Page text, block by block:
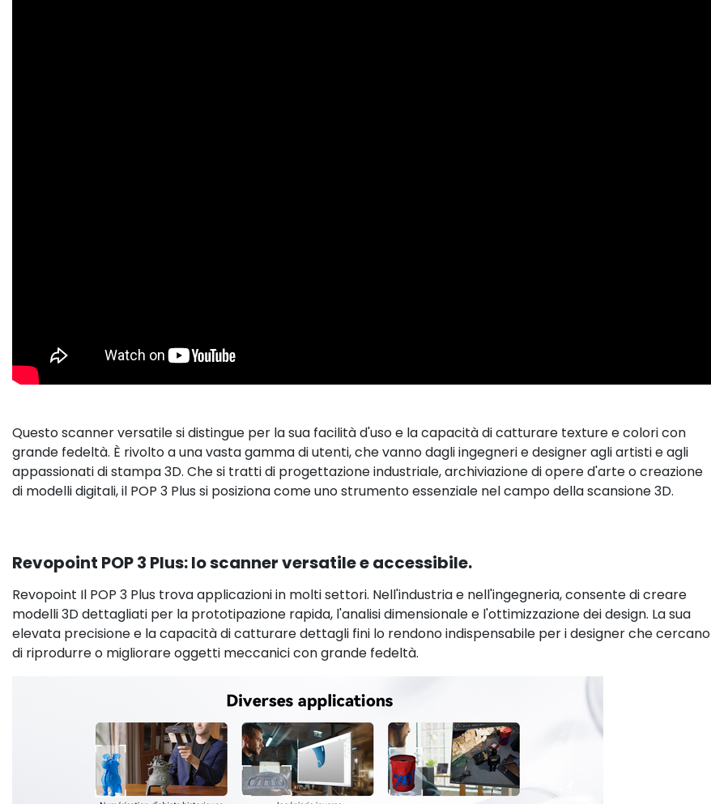
Questo scanner versatile si distingue per la sua facilità d'uso e la capacità di catturare texture e colori con
grande fedeltà. È rivolto a una vasta gamma di utenti, che vanno dagli ingegneri e designer agli artisti e agli
appassionati di stampa 3D. Che si tratti di progettazione industriale, archiviazione di opere d'arte o creazione
di modelli digitali, il POP 3 Plus si posiziona come uno strumento essenziale nel campo della scansione 3D.
Revopoint POP 3 Plus: lo scanner versatile e accessibile.
Revopoint Il POP 3 Plus trova applicazioni in molti settori. Nell'industria e nell'ingegneria, consente di creare
modelli 3D dettagliati per la prototipazione rapida, l'analisi dimensionale e l'ottimizzazione dei design. La sua
elevata precisione e la capacità di catturare dettagli fini lo rendono indispensabile per i designer che cercano
di riprodurre o migliorare oggetti meccanici con grande fedeltà.